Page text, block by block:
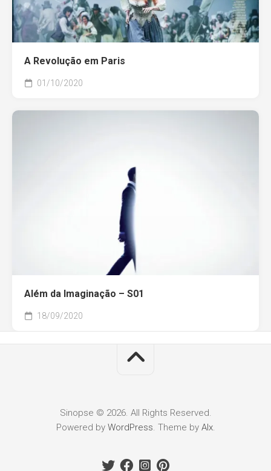
A Revolução em Paris
01/10/2020
Além da Imaginação – S01
18/09/2020
Sinopse © 2026. All Rights Reserved.
Powered by WordPress. Theme by Alx.